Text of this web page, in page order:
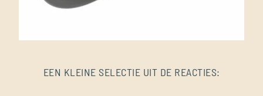
EEN KLEINE SELECTIE UIT DE REACTIES: